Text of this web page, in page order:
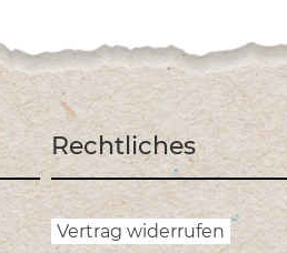
Rechtliches
Vertrag widerrufen